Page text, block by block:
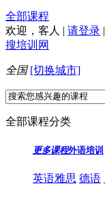
全部课程
欢迎， 客人 | 请登录 |
搜培训网
全国 [切换城市]
全部课程分类
更多课程外语培训
英语雅思 德语